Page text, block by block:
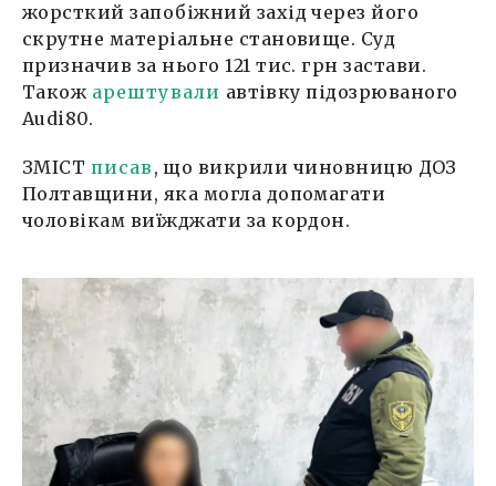
жорсткий запобіжний захід через його
скрутне матеріальне становище. Суд
призначив за нього 121 тис. грн застави.
Також арештували автівку підозрюваного
Audi80.
ЗМІСТ писав , що викрили чиновницю ДОЗ
Полтавщини, яка могла допомагати
чоловікам виїжджати за кордон.